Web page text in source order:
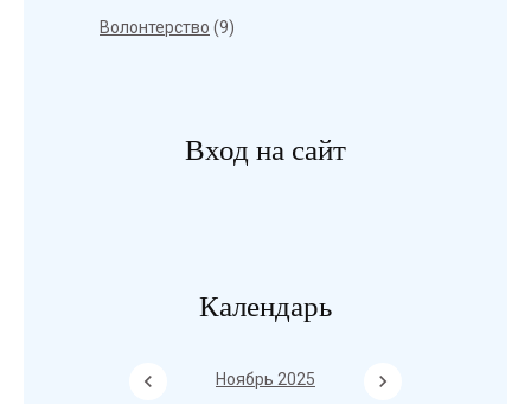
Волонтерство (9)
Вход на сайт
Календарь
Ноябрь 2025